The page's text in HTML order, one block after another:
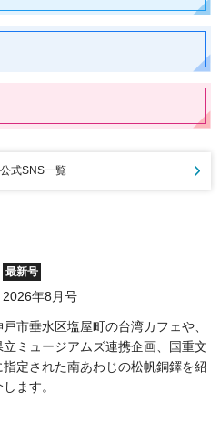
式SNS一覧
最新号
2026年8月号
戸市垂水区塩屋町の台湾カフェや、
立ミュージアムズ連携企画、国重文
指定された南あわじの松帆銅鐸を紹
ます。